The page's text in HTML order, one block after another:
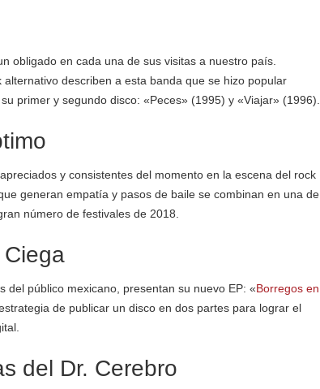
obligado en cada una de sus visitas a nuestro país.
alternativo describen a esta banda que se hizo popular
primer y segundo disco: «Peces» (1995) y «Viajar» (1996).
y consistentes del momento en la escena del rock
generan empatía y pasos de baile se combinan en una de
número de festivales de 2018.
del público mexicano, presentan su nuevo EP: «Borregos en
de publicar un disco en dos partes para lograr el
del Dr. Cerebro